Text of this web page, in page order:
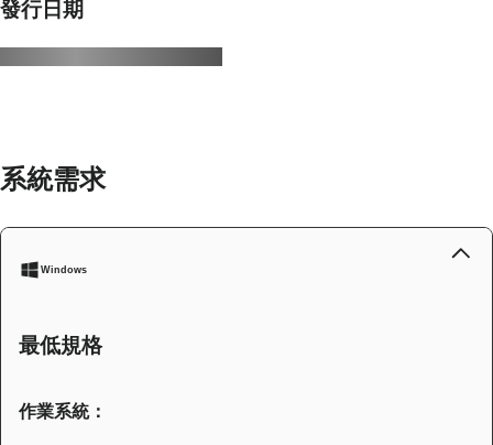
發行日期
系統需求
Windows
最低規格
作業系統：